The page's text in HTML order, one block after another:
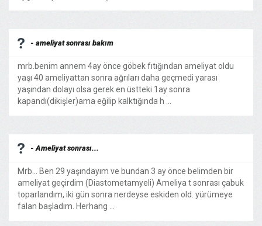
- ameliyat sonrası bakım
mrb.benim annem 4ay önce göbek fıtığından ameliyat oldu
yaşı 40 ameliyattan sonra ağrıları daha geçmedi yarası
yaşından dolayı olsa gerek en üstteki 1ay sonra
kapandı(dikişler)ama eğilip kalktığında h ...
- Ameliyat sonrası...
Mrb... Ben 29 yaşındayım ve bundan 3 ay önce belimden bir
ameliyat geçirdim (Diastometamyeli) Ameliya t sonrası çabuk
toparlandım, iki gün sonra nerdeyse eskiden old. yürümeye
falan başladım. Herhang ...